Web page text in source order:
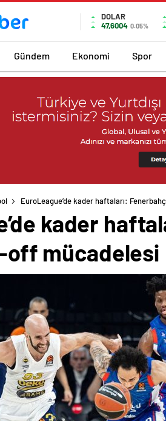
DOLAR
47,6004 0.05%
Gündem Ekonomi Spor
EuroLeague’de kader haftaları:
kader
off mücadelesi